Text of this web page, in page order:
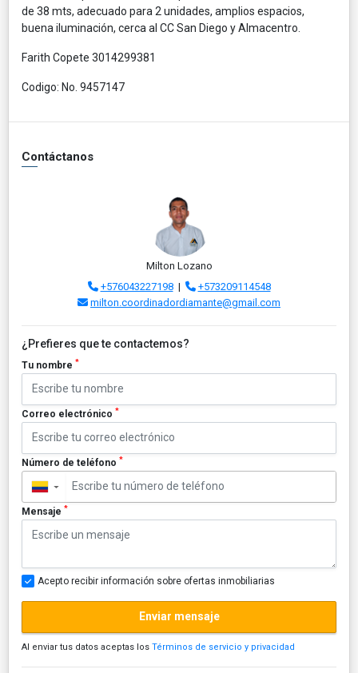
de 38 mts, adecuado para 2 unidades, amplios espacios,
buena iluminación, cerca al CC San Diego y Almacentro.
Farith Copete 3014299381
Codigo: No. 9457147
Contáctanos
Milton Lozano
+576043227198|
+573209114548
milton.coordinadordiamante@gmail.com
¿Prefieres que te contactemos?
Tu nombre *
Correo electrónico *
Número de teléfono *
▼
Mensaje *
Acepto recibir información sobre ofertas inmobiliarias
Enviar mensaje
Al enviar tus datos aceptas los Términos de servicio y privacidad